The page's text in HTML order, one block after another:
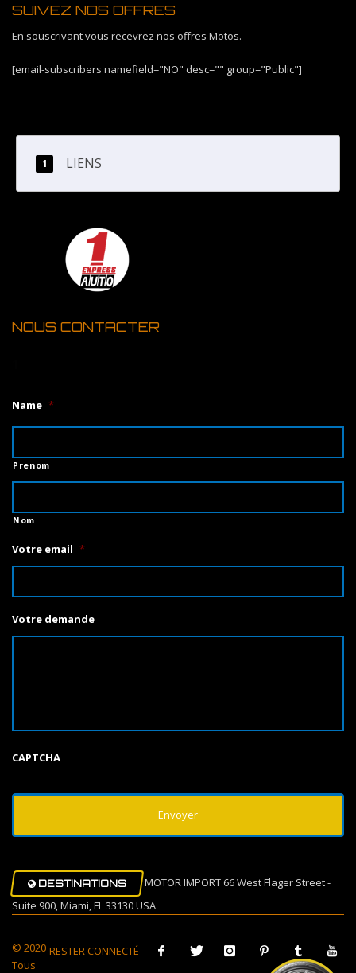
SUIVEZ NOS OFFRES
En souscrivant vous recevrez nos offres Motos.
[email-subscribers namefield="NO" desc="" group="Public"]
LIENS
NOUS CONTACTER
Name *
Prenom
Nom
Votre email *
Votre demande
CAPTCHA
DESTINATIONS
MOTOR IMPORT 66 West Flager Street -
Suite 900, Miami, FL 33130 USA
RESTER CONNECTÉ
© 2020
Tous